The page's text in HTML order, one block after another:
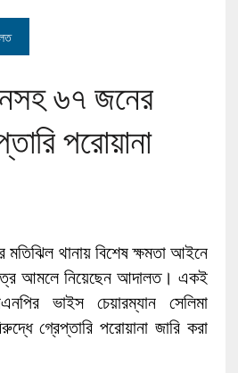
৬৭ জনের
পরোয়ানা
মতিঝিল থানায় বিশেষ ক্ষমতা আইনে
আমলে নিয়েছেন আদালত। একই
ভাইস চেয়ারম্যান সেলিমা
গ্রেপ্তারি পরোয়ানা জারি করা